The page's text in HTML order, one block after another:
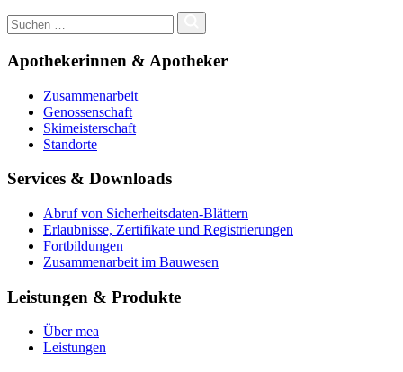
Apothekerinnen & Apotheker
Zusammenarbeit
Genossenschaft
Skimeisterschaft
Standorte
Services & Downloads
Abruf von Sicherheitsdaten-Blättern
Erlaubnisse, Zertifikate und Registrierungen
Fortbildungen
Zusammenarbeit im Bauwesen
Leistungen & Produkte
Über mea
Leistungen